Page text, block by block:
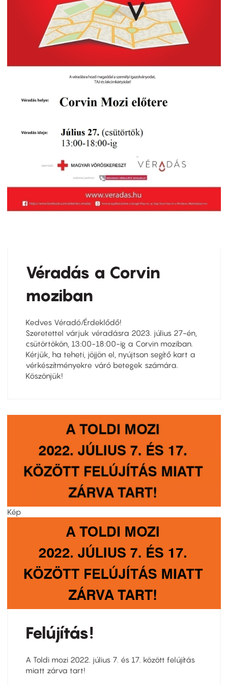
Véradás a Corvin
moziban
Kedves Véradó/Érdeklődő!
Szeretettel várjuk véradásra 2023. július 27-én,
csütörtökön, 13:00-18:00-ig a Corvin moziban.
Kérjük, ha teheti, jöjjön el, nyújtson segítő kart a
vérkészítményekre váró betegek számára.
Köszönjük!
Kép
Felújítás!
A Toldi mozi 2022. július 7. és 17. között felújítás
miatt zárva tart!